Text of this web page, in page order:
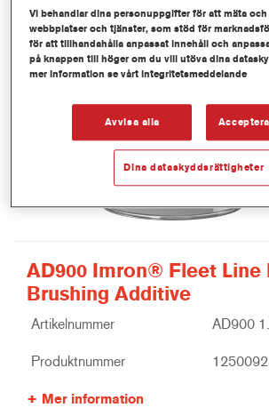
AD900 Imron® Fleet Line
Brushing Additive
Artikelnummer AD900
Produktnummer
Mer information
Vi behandlar dina personuppgifter för att mäta
webbplatser och tjänster, som stöd för
för att tillhandahålla anpassat innehåll och
på knappen till höger om du vill utöva dina
mer information se vårt integritetsmeddelande
Avvisa alla
Dina dataskyddsrättigheter